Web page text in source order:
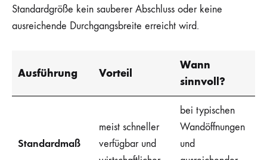
Standardgröße kein sauberer Abschluss oder keine
ausreichende Durchgangsbreite erreicht wird.
Ausführung Vorteil
Wann
sinnvoll?
Standardmaß
meist schneller
verfügbar und
bei typischen
Wandöffnungen
und